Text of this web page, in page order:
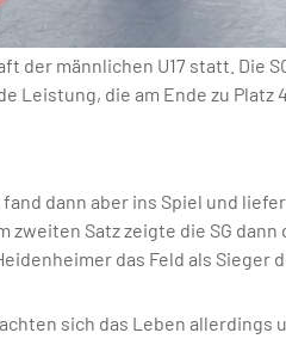
männlichen U17 statt. Die
Leistung, die am Ende zu Platz
dann aber ins Spiel und
Satz zeigte die SG
das Feld als Sieger
sich das Leben allerdings